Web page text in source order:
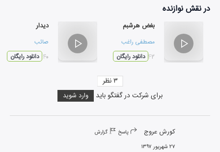
در نقشنوازنده
بغض هرشبم
مصطفی راغب
۰۳:۴۲دانلود رایگان
دیدار
صائب
۰۳:۴۰دانلود رایگان
برای شرکت در گفتگو باید وارد شوید
۳نظر
کورش عروج پاسخ گزارش
۲۷ شهریور ۱۳۹۷